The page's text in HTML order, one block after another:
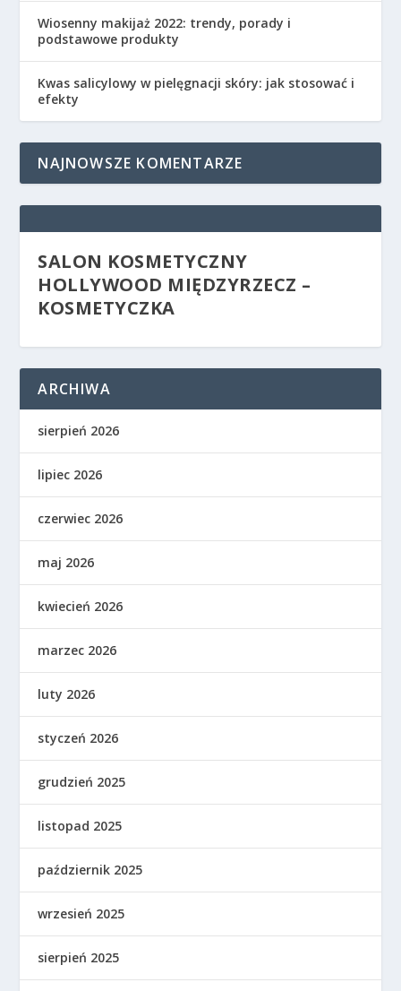
Wiosenny makijaż 2022: trendy, porady i
podstawowe produkty
Kwas salicylowy w pielęgnacji skóry: jak stosować i
efekty
NAJNOWSZE KOMENTARZE
SALON KOSMETYCZNY
HOLLYWOOD MIĘDZYRZECZ –
KOSMETYCZKA
ARCHIWA
sierpień 2026
lipiec 2026
czerwiec 2026
maj 2026
kwiecień 2026
marzec 2026
luty 2026
styczeń 2026
grudzień 2025
listopad 2025
październik 2025
wrzesień 2025
sierpień 2025